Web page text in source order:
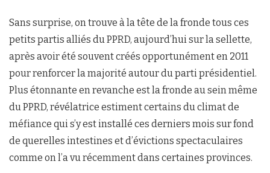
Sans surprise, on trouve à la tête de la fronde tous ces
petits partis alliés du PPRD, aujourd’hui sur la sellette,
après avoir été souvent créés opportunément en 2011
pour renforcer la majorité autour du parti présidentiel.
Plus étonnante en revanche est la fronde au sein même
du PPRD, révélatrice estiment certains du climat de
méfiance qui s’y est installé ces derniers mois sur fond
de querelles intestines et d’évictions spectaculaires
comme on l’a vu récemment dans certaines provinces.